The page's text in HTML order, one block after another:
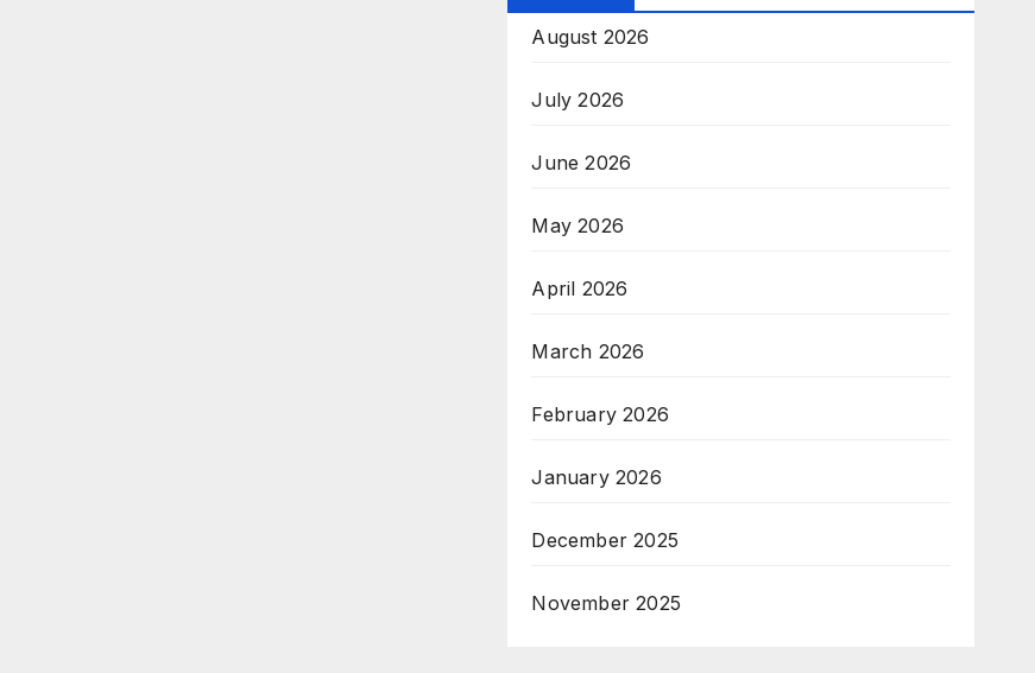
August 2026
July 2026
June 2026
May 2026
April 2026
March 2026
February 2026
January 2026
December 2025
November 2025